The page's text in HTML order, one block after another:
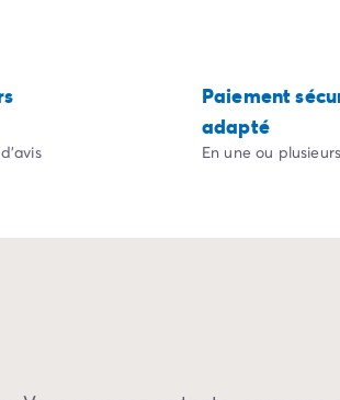
Paiement
adapté
En une ou